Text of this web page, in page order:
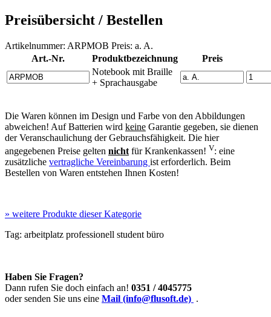
Preisübersicht / Bestellen
Artikelnummer: ARPMOB Preis: a. A.
Art.-Nr.
Produktbezeichnung
Preis
Notebook mit Braille
+ Sprachausgabe
Die Waren können im Design und Farbe von den Abbildungen
abweichen! Auf Batterien wird keine Garantie gegeben, sie dienen
der Veranschaulichung der Gebrauchsfähigkeit. Die hier
angegebenen Preise gelten nicht für Krankenkassen! V: eine
zusätzliche vertragliche Vereinbarung ist erforderlich. Beim
Bestellen von Waren entstehen Ihnen Kosten!
» weitere Produkte dieser Kategorie
Tag: arbeitplatz professionell student büro
Haben Sie Fragen?
Dann rufen Sie doch einfach an! 0351 / 4045775
oder senden Sie uns eine Mail (info@flusoft.de) .